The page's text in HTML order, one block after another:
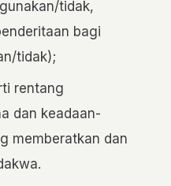
tidak,
bagi
tidak);
rentang
dan keadaan-
memberatkan dan